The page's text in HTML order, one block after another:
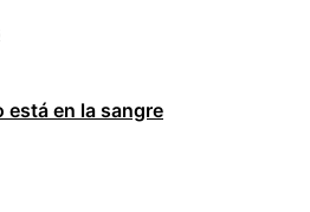
está en la sangre